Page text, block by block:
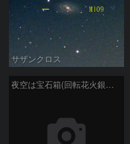
サザンクロス
夜空は宝石箱(回転花火銀河 M101) Seestar50